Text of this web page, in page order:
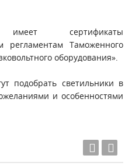
сертификаты
регламентам Таможенного
оборудования».
подобрать светильники в
и особенностями